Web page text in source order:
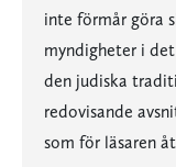
inte förmår göra
myndigheter i
den judiska
redovisande
som för läsaren